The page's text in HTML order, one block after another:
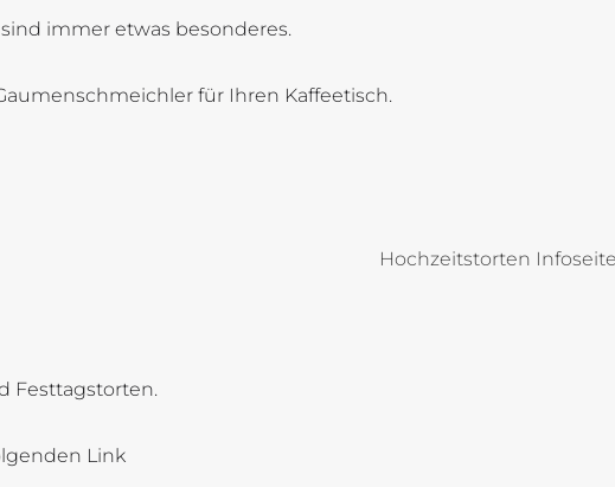
immer etwas besonderes.
für Ihren Kaffeetisch.
Festtagstorten.
Link
Hochzeitstorten Infoseite